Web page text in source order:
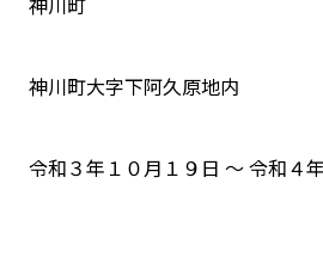
神川町大字下阿久原地内
令和３年１０月１９日 ～ 令和４